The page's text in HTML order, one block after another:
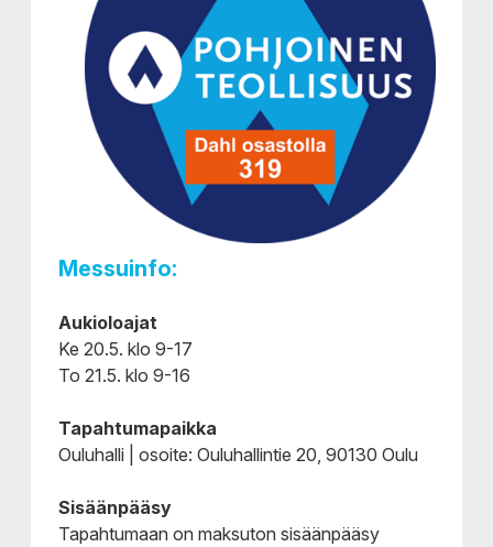
Messuinfo:
Aukioloajat
Ke 20.5. klo 9-17
To 21.5. klo 9-16
Tapahtumapaikka
Ouluhalli | osoite: Ouluhallintie 20, 90130 Oulu
Sisäänpääsy
Tapahtumaan on maksuton sisäänpääsy